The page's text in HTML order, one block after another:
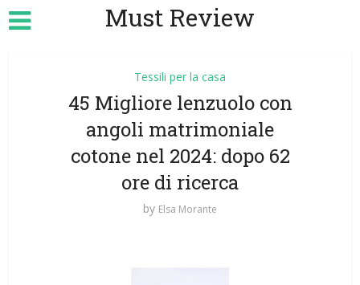
Must Review
Tessili per la casa
45 Migliore lenzuolo con
angoli matrimoniale
cotone nel 2024: dopo 62
ore di ricerca
by Elsa Morante